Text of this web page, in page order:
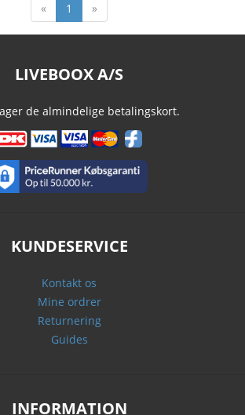
« 1 »
LIVEBOOX A/S
de almindelige betalingskort.
KUNDESERVICE
Kontakt os
Mine ordrer
Returnering
Guides
INFORMATION